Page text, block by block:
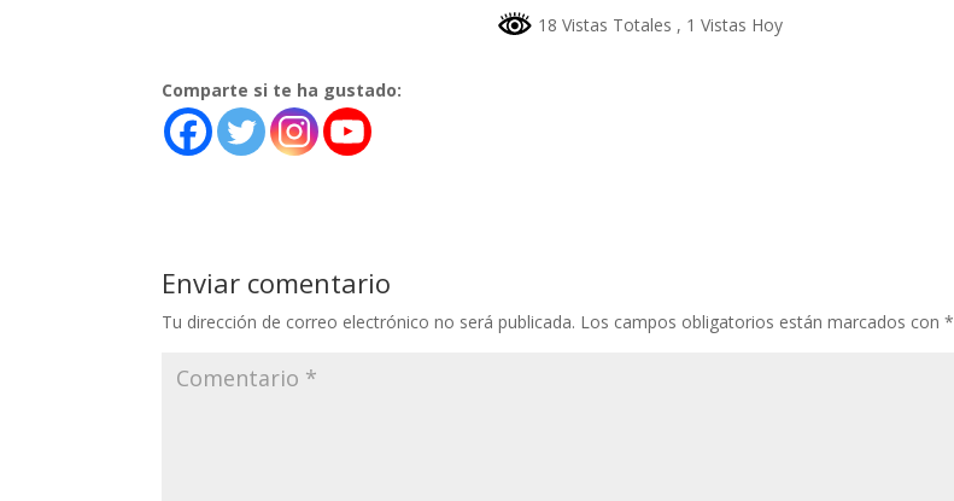
18 Vistas Totales , 1 Vistas Hoy
Comparte si te ha gustado:
Enviar comentario
Tu dirección de correo electrónico no será publicada. Los campos obligatorios están marcados con*